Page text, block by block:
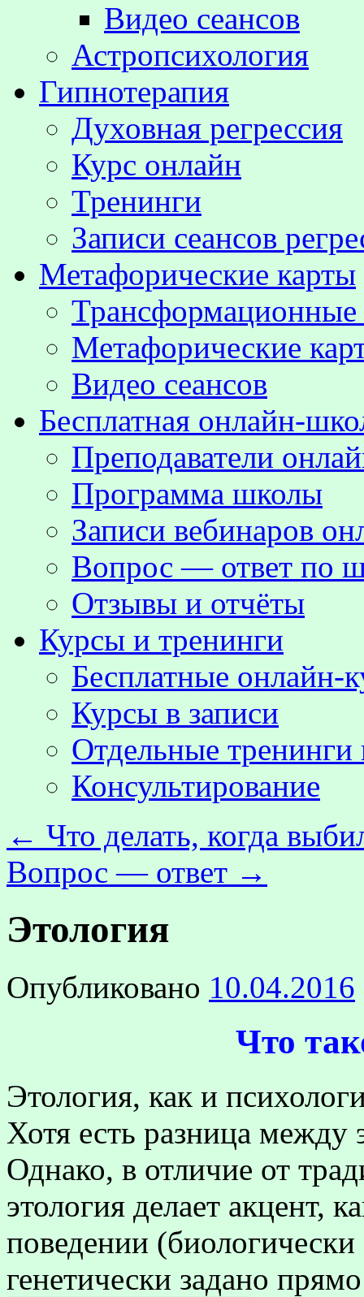
Видео сеансов
Астропсихология
Гипнотерапия
Духовная регрессия
Курс онлайн
Тренинги
Записи сеансов
Метафорические карты
Метафорические
Видео сеансов
Бесплатная онлайн-
Преподаватели
Программа школы
Записи вебинаров
Вопрос — ответ по
Отзывы и отчёты
Курсы и тренинги
Бесплатные онлайн-
Курсы в записи
Отдельные тренинги
Консультирование
← Что делать, когда
Вопрос — ответ →
Этология
Опубликовано 10.04.2016
Что
Этология, как и
Хотя есть разница между
Однако, в отличие от
этология делает акцент,
поведении
генетически задано